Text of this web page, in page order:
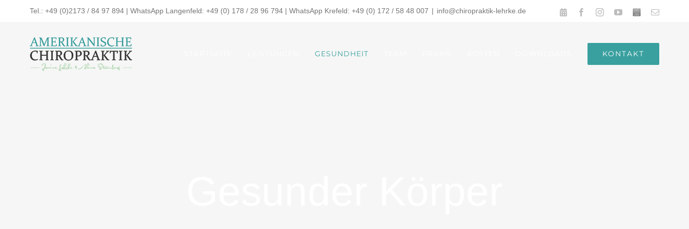
springen
Tel.: +49 (0)2173 / 84 97 894 | WhatsApp Langenfeld: +49 (0) 178 / 28 96 794 | WhatsApp Krefeld: +49 (0) 172 / 58 48 007 | info@chiropraktik-lehrke.de
Online FacebookInstagramYouTube
Benutzerdefiniert
E-
GESUNDHEIT KONTAKT